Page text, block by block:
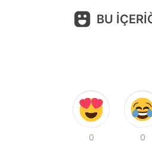
BU
0 0